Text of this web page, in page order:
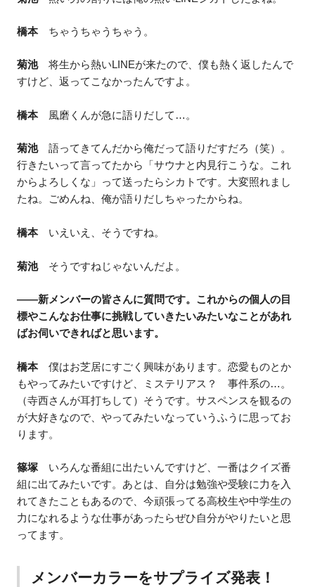
橋本ちゃうちゃうちゃう。
菊池将生から熱いLINEが来たので、僕も熱く返したんで
すけど、返ってこなかったんですよ。
橋本風磨くんが急に語りだして…。
菊池語ってきてんだから俺だって語りだすだろ（笑）。
行きたいって言ってたから「サウナと内見行こうな。これ
からよろしくな」って送ったらシカトです。大変照れまし
たね。ごめんね、俺が語りだしちゃったからね。
橋本いえいえ、そうですね。
菊池そうですねじゃないんだよ。
——新メンバーの皆さんに質問です。これからの個人の目
標やこんなお仕事に挑戦していきたいみたいなことがあれ
ばお伺いできればと思います。
橋本僕はお芝居にすごく興味があります。恋愛ものとか
もやってみたいですけど、ミステリアス？ 事件系の…。
（寺西さんが耳打ちして）そうです。サスペンスを観るの
が大好きなので、やってみたいなっていうふうに思ってお
ります。
篠塚 いろんな番組に出たいんですけど、一番はクイズ番
組に出てみたいです。あとは、自分は勉強や受験に力を入
れてきたこともあるので、今頑張ってる高校生や中学生の
力になれるような仕事があったらぜひ自分がやりたいと思
ってます。
メンバーカラーをサプライズ発表！